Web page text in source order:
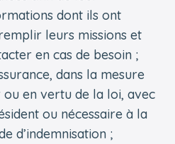
dont ils ont
leurs missions et
en cas de besoin ;
dans la mesure
en vertu de la loi, avec
ou nécessaire à la
d’indemnisation ;